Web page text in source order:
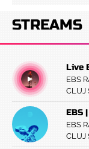
STREAMS
Live
EBS
CLUJ
EBS
EBS
CLUJ